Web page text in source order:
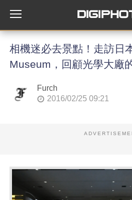
相機迷必去景點！走訪日
Museum，回顧光學大廠
Furch
2016/02/25 09:21